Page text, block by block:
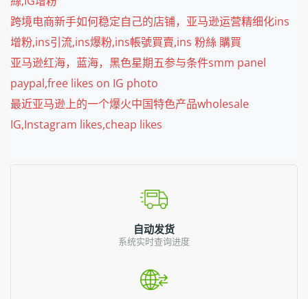
跨境电商新手如何稳定自己的店铺，亚马逊运营精细化ins
增粉,ins引流,ins爆粉,ins帳號買賣,ins 粉絲 購買
亚马逊红海，蓝海，黑色星期五参与条件smm panel
paypal,free likes on IG photo
最近亚马逊上的一个爆火中国特色产品wholesale
IG,Instagram likes,cheap likes
自动发货
系统实时查询进度